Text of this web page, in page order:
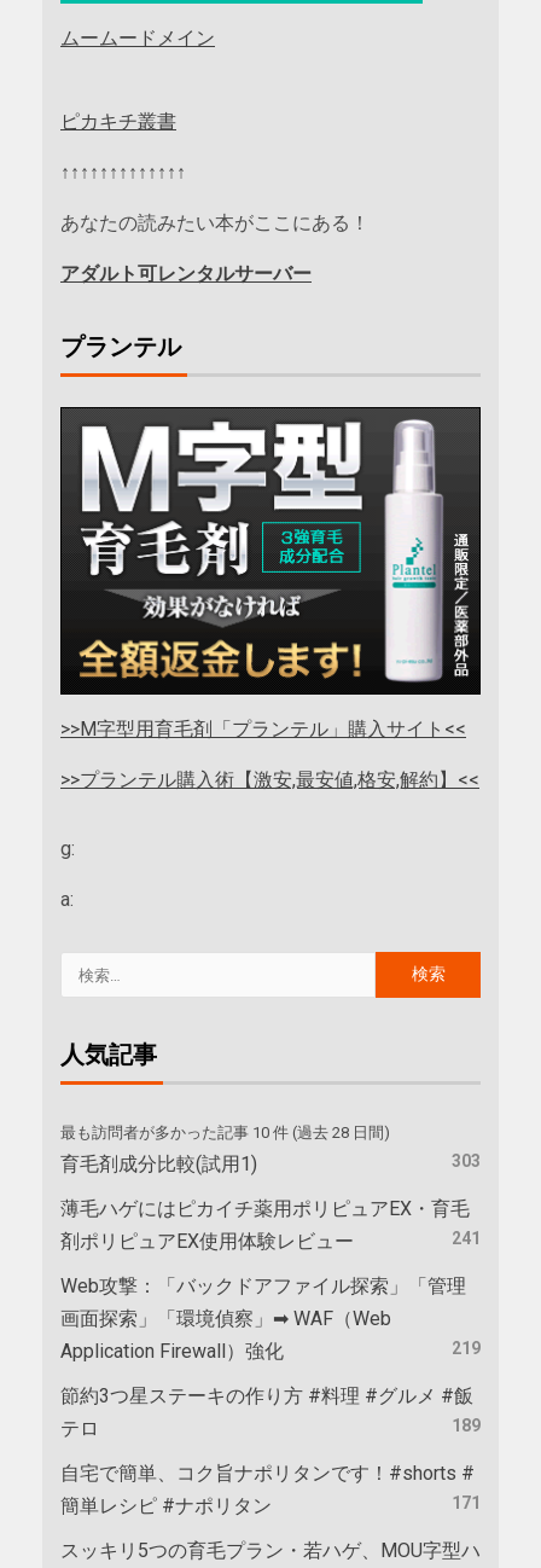
ムームードメイン
ピカキチ叢書
↑↑↑↑↑↑↑↑↑↑↑↑↑
あなたの読みたい本がここにある！
アダルト可レンタルサーバー
プランテル
>>M字型用育毛剤「プランテル」購入サイト<<
>>プランテル購入術【激安,最安値,格安,解約】<<
g:
a:
人気記事
最も訪問者が多かった記事 10 件 (過去 28 日間)
育毛剤成分比較(試用1) 303
薄毛ハゲにはピカイチ薬用ポリピュアEX・育毛
剤ポリピュアEX使用体験レビュー
241
Web攻撃：「バックドアファイル探索」「管理
画面探索」「環境偵察」➡ WAF（Web
Application Firewall）強化
219
節約3つ星ステーキの作り方 #料理 #グルメ #飯
テロ
189
自宅で簡単、コク旨ナポリタンです！#shorts #
簡単レシピ #ナポリタン
171
スッキリ5つの育毛プラン・若ハゲ、MOU字型ハ